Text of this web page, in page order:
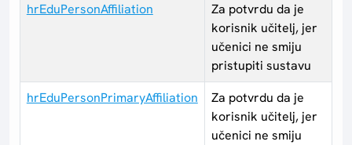
hrEduPersonAffiliation
Za potvrdu da je
korisnik učitelj, jer
učenici ne smiju
pristupiti sustavu
hrEduPersonPrimaryAffiliation
Za potvrdu da je
korisnik učitelj, jer
učenici ne smiju